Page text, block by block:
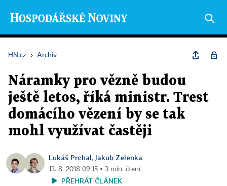
HN.cz › Archiv
Náramky pro vězně budou
ještě letos, říká ministr. Trest
domácího vězení by se tak
mohl využívat častěji
Lukáš Prchal, Jakub Zelenka
13. 8. 2018 09:15 ▪ 3 min. čtení
PŘEHRÁT ČLÁNEK